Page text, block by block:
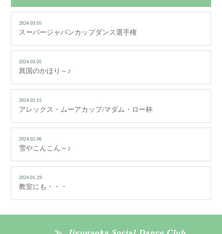
2024.03.05
スーパージャパンカップダンス選手権
2024.03.05
異国のかほり～♪
2024.02.15
アレックス・ムーアカップ/マダム・ロー杯
2024.02.06
雪やこんこん～♪
2024.01.29
教室にも・・・